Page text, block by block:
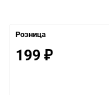
Розница
199 ₽